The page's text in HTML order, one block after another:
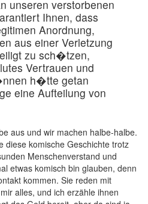
unseren verstorbenen
Ihnen, dass
Anordnung,
aus einer Verletzung
zu sch�tzen,
Vertrauen und
h�tte getan
eine Aufteilung von
aus und wir machen halbe-halbe.
diese komische Geschichte trotz
Menschenverstand und
etwas komisch bin glauben, denn
kommen. Sie reden mit
alles, und ich erzähle ihnen